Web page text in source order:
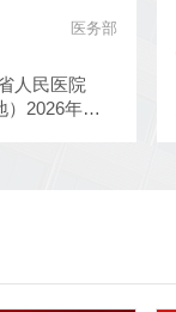
医务部
人民医院
）2026年超